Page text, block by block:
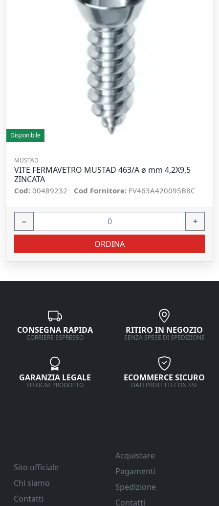
Disponibile
MUSTAD
VITE FERMAVETRO MUSTAD 463/A ø mm 4,2X9,5
ZINCATA
Cod: 00489232 Cod Fornitore: FV463A420095B8C
− +
ORDINA
CONSEGNA RAPIDA
CORRIERE ESPRESSO
RITIRO IN NEGOZIO
SENZA SPESE DI SPEDIZIONE
GARANZIA LEGALE
SU OGNI PRODOTTO
ECOMMERCE SICURO
DATI PROTETTI CON SSL
Sito ufficiale
Chi siamo
Contatti
Acquistare
Pagamenti
Spedizione
Contatti